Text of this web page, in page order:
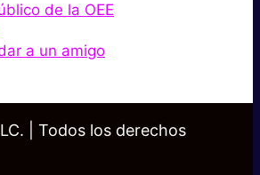
de la OEE
a un amigo
| Todos los derechos